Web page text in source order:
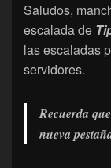
Saludos,
escalada de
las escaladas
servidores.
Recuerda
nueva